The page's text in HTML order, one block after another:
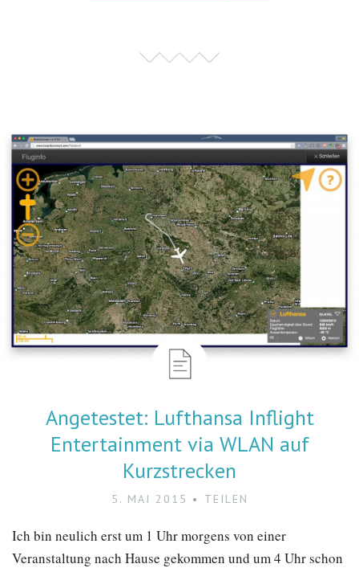
Angetestet: Lufthansa Inflight
Entertainment via WLAN auf
Kurzstrecken
5. MAI 2015 TEILEN
Ich bin neulich erst um 1 Uhr morgens von einer
Veranstaltung nach Hause gekommen und um 4 Uhr schon